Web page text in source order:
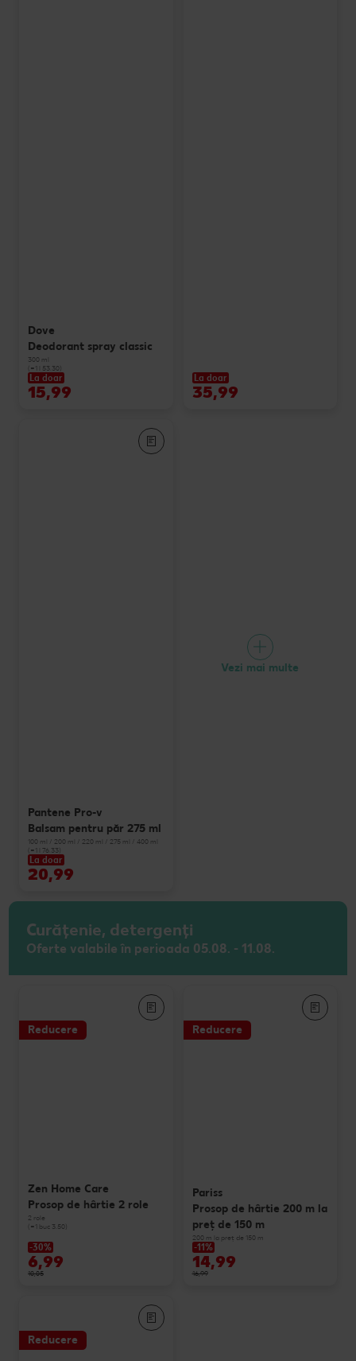
Dove
Deodorant spray classic
300 ml
(=1 l 53.30)
La doar
15,99
La doar
35,99
Pantene Pro-v
Balsam pentru păr 275 ml
100 ml / 200 ml / 220 ml / 275 ml / 400 ml
(=1 l 76.33)
La doar
20,99
Vezi mai multe
Curățenie, detergenți
Oferte valabile în perioada 05.08. - 11.08.
Reducere
Zen Home Care
Prosop de hârtie 2 role
2 role
(=1 buc 3.50)
-30%
6,99
10,05
Reducere
Pariss
Prosop de hârtie 200 m la
preț de 150 m
200 m la preț de 150 m
-11%
14,99
16,99
Reducere